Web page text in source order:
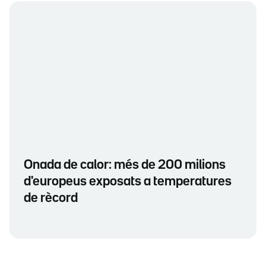
Onada de calor: més de 200 milions
d'europeus exposats a temperatures
de rècord